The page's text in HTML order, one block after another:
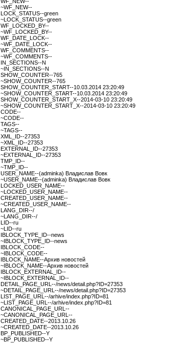
~WF_NEW--
LOCK_STATUS--green
~LOCK_STATUS--green
WF_LOCKED_BY--
~WF_LOCKED_BY--
WF_DATE_LOCK--
~WF_DATE_LOCK--
WF_COMMENTS--
~WF_COMMENTS--
IN_SECTIONS--N
~IN_SECTIONS--N
SHOW_COUNTER--765
~SHOW_COUNTER--765
SHOW_COUNTER_START--10.03.2014 23:20:49
~SHOW_COUNTER_START--10.03.2014 23:20:49
SHOW_COUNTER_START_X--2014-03-10 23:20:49
~SHOW_COUNTER_START_X--2014-03-10 23:20:49
CODE--
~CODE--
TAGS--
~TAGS--
XML_ID--27353
~XML_ID--27353
EXTERNAL_ID--27353
~EXTERNAL_ID--27353
TMP_ID--
~TMP_ID--
USER_NAME--(adminka) Владислав Вовк
~USER_NAME--(adminka) Владислав Вовк
LOCKED_USER_NAME--
~LOCKED_USER_NAME--
CREATED_USER_NAME--
~CREATED_USER_NAME--
LANG_DIR--/
~LANG_DIR--/
LID--ru
~LID--ru
IBLOCK_TYPE_ID--news
~IBLOCK_TYPE_ID--news
IBLOCK_CODE--
~IBLOCK_CODE--
IBLOCK_NAME--Архив новостей
~IBLOCK_NAME--Архив новостей
IBLOCK_EXTERNAL_ID--
~IBLOCK_EXTERNAL_ID--
DETAIL_PAGE_URL--/news/detail.php?ID=27353
~DETAIL_PAGE_URL--/news/detail.php?ID=27353
LIST_PAGE_URL--/arhive/index.php?ID=81
~LIST_PAGE_URL--/arhive/index.php?ID=81
CANONICAL_PAGE_URL--
~CANONICAL_PAGE_URL--
CREATED_DATE--2013.10.26
~CREATED_DATE--2013.10.26
BP_PUBLISHED--Y
~BP_PUBLISHED--Y